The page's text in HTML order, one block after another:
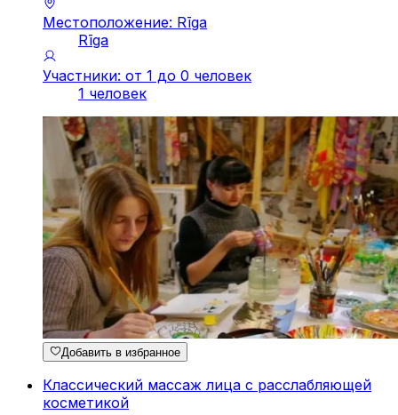
Местоположение: Rīga
Rīga
Участники: от 1 до 0 человек
1 человек
Добавить в избранное
Классический массаж лица с расслабляющей
косметикой